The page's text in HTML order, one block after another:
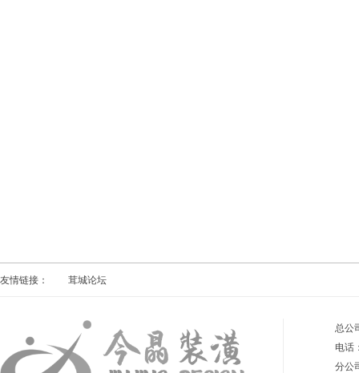
友情链接： 茸城论坛
总公
电话
分公